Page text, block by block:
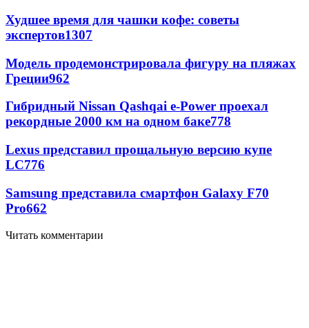
Худшее время для чашки кофе: советы
экспертов1307
Модель продемонстрировала фигуру на пляжах
Греции962
Гибридный Nissan Qashqai e-Power проехал
рекордные 2000 км на одном баке778
Lexus представил прощальную версию купе
LC776
Samsung представила смартфон Galaxy F70
Pro662
Читать комментарии